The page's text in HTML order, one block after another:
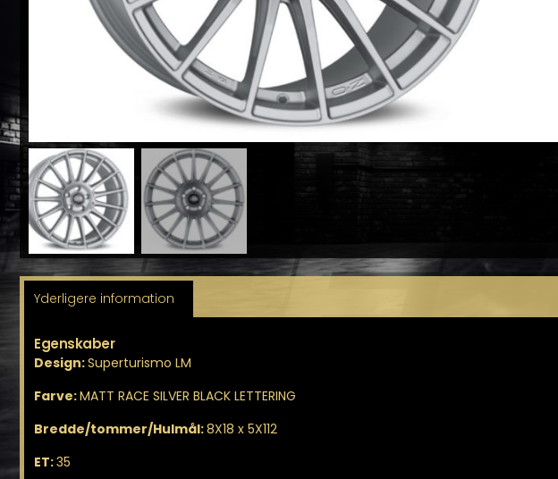
Yderligere information
Egenskaber
Design:Superturismo LM
Farve:MATT RACE SILVER BLACK LETTERING
Bredde/tommer/Hulmål:8X18 x 5X112
ET:35